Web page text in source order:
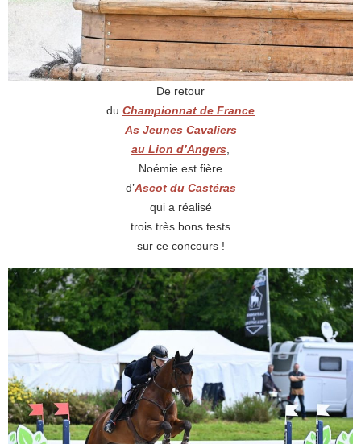
De retour
du Championnat de France
As Jeunes Cavaliers
au Lion d’Angers,
Noémie est fière
d’Ascot du Castéras
qui a réalisé
trois très bons tests
sur ce concours !